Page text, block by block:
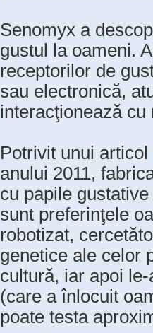
Senomyx a
gustul la oameni.
receptorilor de
sau electronică,
interacţionează cu
Potrivit unui
anului 2011,
cu papile
sunt preferinţele
robotizat,
genetice ale celor
cultură, iar apoi
(care a înlocuit
poate testa